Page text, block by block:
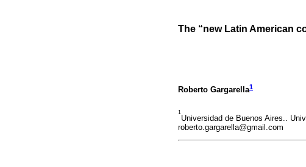
The “new Latin American
Roberto Gargarella1
1
Universidad de Buenos Aires..
roberto.gargarella@gmail.com